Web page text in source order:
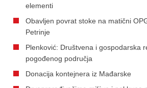
elementi
Obavljen povrat stoke na matični
Petrinje
Plenković: Društvena i gospodarska
pogođenog područja
Donacija kontejnera iz Mađarske